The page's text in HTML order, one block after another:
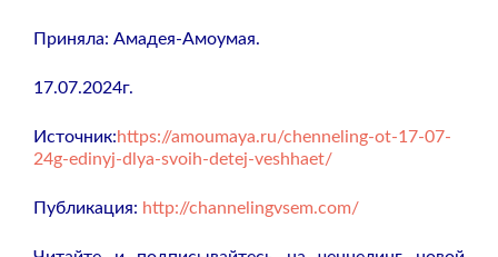
Приняла: Амадея-Амоумая.
17.07.2024г.
Источник:https://amoumaya.ru/chenneling-ot-17-07-
24g-edinyj-dlya-svoih-detej-veshhaet/
Публикация: http://channelingvsem.com/